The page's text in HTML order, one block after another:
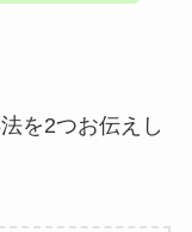
を2つお伝えし